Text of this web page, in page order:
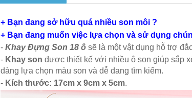
+ Bạn đang sở hữu quá nhiều son môi ?
+ Bạn đang muốn việc lựa chọn và sử dụng
- Khay Đựng Son 18 ôsẽ là một vật dụng hỗ trợ
- Khay son được thiết kế với nhiều ô son giúp sắp
dàng lựa chọn màu son và dễ dang tìm kiếm.
- Kích thước: 17cm x 9cm x 5cm.